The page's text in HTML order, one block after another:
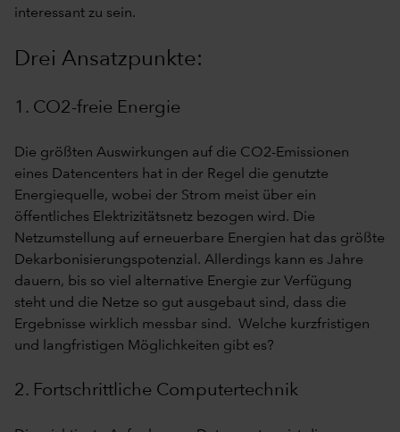
interessant zu sein.
Drei Ansatzpunkte:
1. CO2-freie Energie
Die größten Auswirkungen auf die CO2-Emissionen
eines Datencenters hat in der Regel die genutzte
Energiequelle, wobei der Strom meist über ein
öffentliches Elektrizitätsnetz bezogen wird. Die
Netzumstellung auf erneuerbare Energien hat das größte
Dekarbonisierungspotenzial. Allerdings kann es Jahre
dauern, bis so viel alternative Energie zur Verfügung
steht und die Netze so gut ausgebaut sind, dass die
Ergebnisse wirklich messbar sind. Welche kurzfristigen
und langfristigen Möglichkeiten gibt es?
2. Fortschrittliche Computertechnik